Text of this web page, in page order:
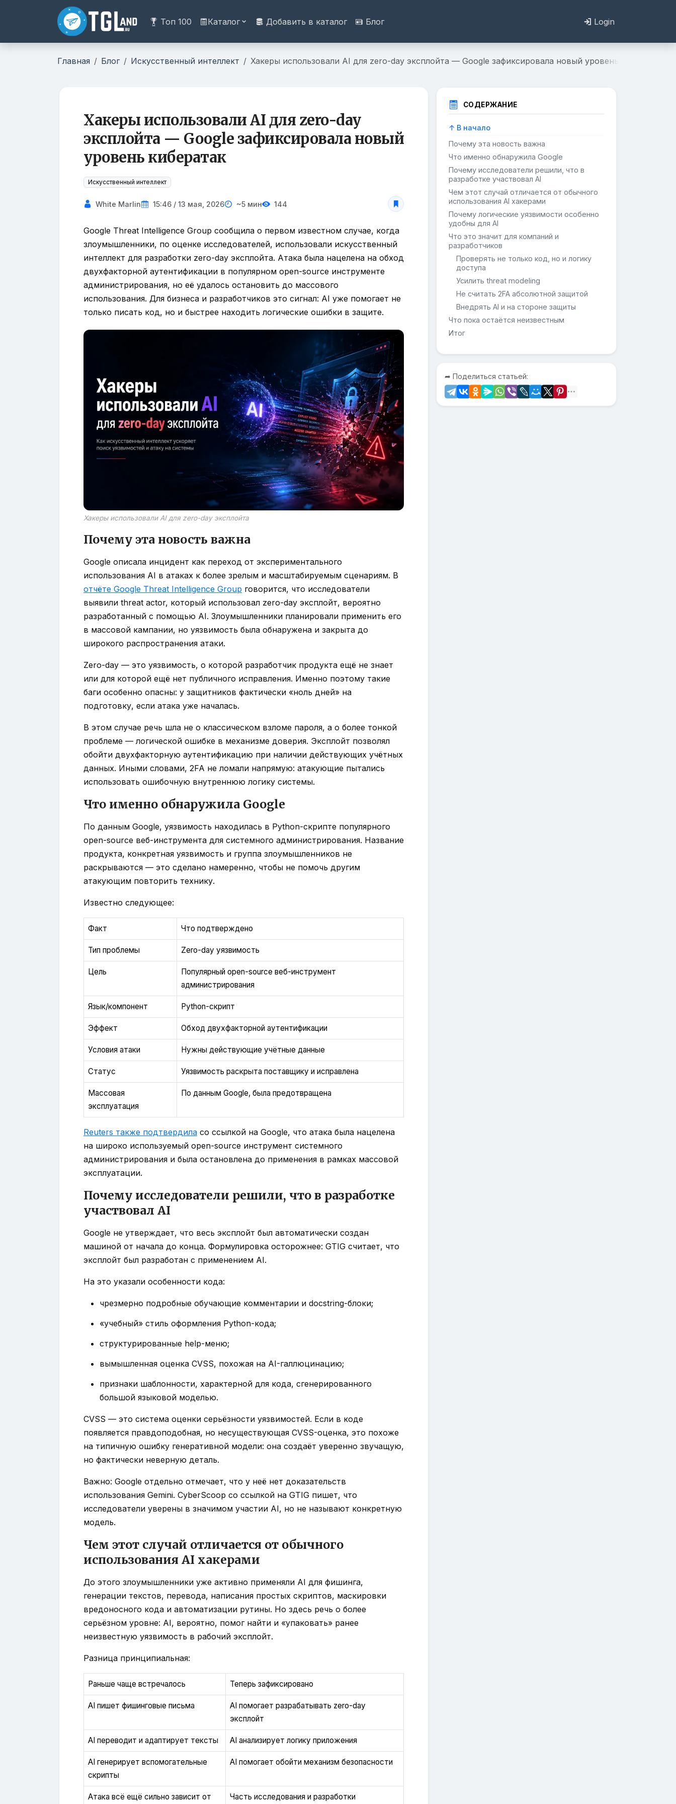
Топ 100 Каталог Добавить в каталог Блог Login
Главная Блог Искусственный интеллект Хакеры использовали AI для zero-day эксплойта — Google зафиксировала новый уровень кибератак
Хакеры использовали AI для zero-day
эксплойта — Google зафиксировала новый
уровень кибератак
Искусственный интеллект
White Marlin 15:46 / 13 мая, 2026 ~5 мин 144
Google Threat Intelligence Group сообщила о первом известном случае, когда
злоумышленники, по оценке исследователей, использовали искусственный
интеллект для разработки zero-day эксплойта. Атака была нацелена на обход
двухфакторной аутентификации в популярном open-source инструменте
администрирования, но её удалось остановить до массового
использования. Для бизнеса и разработчиков это сигнал: AI уже помогает не
только писать код, но и быстрее находить логические ошибки в защите.
Хакеры использовали AI для zero-day эксплойта
Почему эта новость важна
Google описала инцидент как переход от экспериментального
использования AI в атаках к более зрелым и масштабируемым сценариям. В
отчёте Google Threat Intelligence Group говорится, что исследователи
выявили threat actor, который использовал zero-day эксплойт, вероятно
разработанный с помощью AI. Злоумышленники планировали применить его
в массовой кампании, но уязвимость была обнаружена и закрыта до
широкого распространения атаки.
Zero-day — это уязвимость, о которой разработчик продукта ещё не знает
или для которой ещё нет публичного исправления. Именно поэтому такие
баги особенно опасны: у защитников фактически «ноль дней» на
подготовку, если атака уже началась.
В этом случае речь шла не о классическом взломе пароля, а о более тонкой
проблеме — логической ошибке в механизме доверия. Эксплойт позволял
обойти двухфакторную аутентификацию при наличии действующих учётных
данных. Иными словами, 2FA не ломали напрямую: атакующие пытались
использовать ошибочную внутреннюю логику системы.
Что именно обнаружила Google
По данным Google, уязвимость находилась в Python-скрипте популярного
open-source веб-инструмента для системного администрирования. Название
продукта, конкретная уязвимость и группа злоумышленников не
раскрываются — это сделано намеренно, чтобы не помочь другим
атакующим повторить технику.
Известно следующее:
Факт Что подтверждено
Тип проблемы Zero-day уязвимость
Цель
Популярный open-source веб-инструмент
администрирования
Язык/компонент Python-скрипт
Эффект Обход двухфакторной аутентификации
Условия атаки Нужны действующие учётные данные
Статус Уязвимость раскрыта поставщику и исправлена
Массовая
эксплуатация
По данным Google, была предотвращена
Reuters также подтвердила со ссылкой на Google, что атака была нацелена
на широко используемый open-source инструмент системного
администрирования и была остановлена до применения в рамках массовой
эксплуатации.
Почему исследователи решили, что в разработке
участвовал AI
Google не утверждает, что весь эксплойт был автоматически создан
машиной от начала до конца. Формулировка осторожнее: GTIG считает, что
эксплойт был разработан с применением AI.
На это указали особенности кода:
чрезмерно подробные обучающие комментарии и docstring-блоки;
«учебный» стиль оформления Python-кода;
структурированные help-меню;
вымышленная оценка CVSS, похожая на AI-галлюцинацию;
признаки шаблонности, характерной для кода, сгенерированного
большой языковой моделью.
CVSS — это система оценки серьёзности уязвимостей. Если в коде
появляется правдоподобная, но несуществующая CVSS-оценка, это похоже
на типичную ошибку генеративной модели: она создаёт уверенно звучащую,
но фактически неверную деталь.
Важно: Google отдельно отмечает, что у неё нет доказательств
использования Gemini. CyberScoop со ссылкой на GTIG пишет, что
исследователи уверены в значимом участии AI, но не называют конкретную
модель.
Чем этот случай отличается от обычного
использования AI хакерами
До этого злоумышленники уже активно применяли AI для фишинга,
генерации текстов, перевода, написания простых скриптов, маскировки
вредоносного кода и автоматизации рутины. Но здесь речь о более
серьёзном уровне: AI, вероятно, помог найти и «упаковать» ранее
неизвестную уязвимость в рабочий эксплойт.
Разница принципиальная:
Раньше чаще встречалось Теперь зафиксировано
AI пишет фишинговые письма
AI помогает разрабатывать zero-day
эксплойт
AI переводит и адаптирует тексты AI анализирует логику приложения
AI генерирует вспомогательные
скрипты
AI помогает обойти механизм безопасности
Атака всё ещё сильно зависит от Часть исследования и разработки
СОДЕРЖАНИЕ
↑ В начало
Почему эта новость важна
Что именно обнаружила Google
Почему исследователи решили, что в
разработке участвовал AI
Чем этот случай отличается от обычного
использования AI хакерами
Почему логические уязвимости особенно
удобны для AI
Что это значит для компаний и
разработчиков
Проверять не только код, но и логику
доступа
Усилить threat modeling
Не считать 2FA абсолютной защитой
Внедрять AI и на стороне защиты
Что пока остаётся неизвестным
Итог
➦ Поделиться статьей: